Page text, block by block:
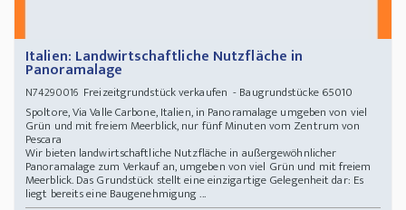
Italien: Landwirtschaftliche Nutzfläche in
Panoramalage
N74290016Freizeitgrundstück verkaufen - Baugrundstücke 65010
Spoltore, Via Valle Carbone, Italien, in Panoramalage umgeben von viel
Grün und mit freiem Meerblick, nur fünf Minuten vom Zentrum von
Pescara
Wir bieten landwirtschaftliche Nutzfläche in außergewöhnlicher
Panoramalage zum Verkauf an, umgeben von viel Grün und mit freiem
Meerblick. Das Grundstück stellt eine einzigartige Gelegenheit dar: Es
liegt bereits eine Baugenehmigung ...